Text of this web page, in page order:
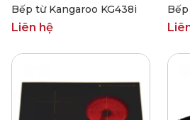
Bếp từ Kangaroo KG438i
Liên hệ